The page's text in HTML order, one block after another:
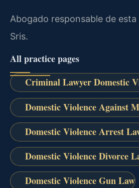
Abogado responsable de
Sris.
All practice pages
Criminal Lawyer Domestic
Domestic Violence Against
Domestic Violence Arrest
Domestic Violence Divorce
Domestic Violence Gun Law